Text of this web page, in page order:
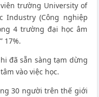
trường University of
Industry (Công nghiệp
4 trường đại học âm
17%.
đã sẵn sàng tạm dừng
vào việc học.
30 người trên thế giới